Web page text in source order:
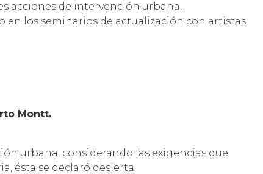
acciones de intervención urbana,
los seminarios de actualización con artistas
Montt.
urbana, considerando las exigencias que
ésta se declaró desierta.